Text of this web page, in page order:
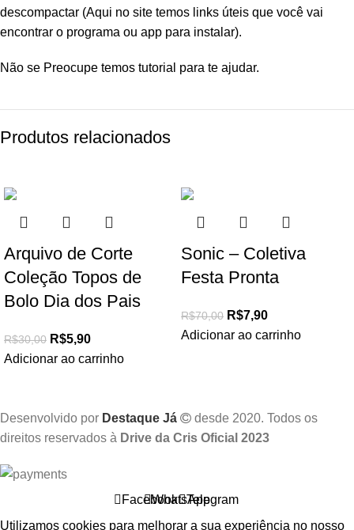
descompactar (Aqui no site temos links úteis que você vai
encontrar o programa ou app para instalar).
Não se Preocupe temos tutorial para te ajudar.
Produtos relacionados
Arquivo de Corte
Coleção Topos de
Bolo Dia dos Pais
R$30,00 R$5,90
Adicionar ao carrinho
Sonic – Coletiva
Festa Pronta
R$70,00 R$7,90
Adicionar ao carrinho
Desenvolvido por Destaque Já
desde 2020. Todos os
direitos reservados à Drive da Cris Oficial 2023
FacebookWhatsAppTelegram
Utilizamos cookies para melhorar a sua experiência no nosso